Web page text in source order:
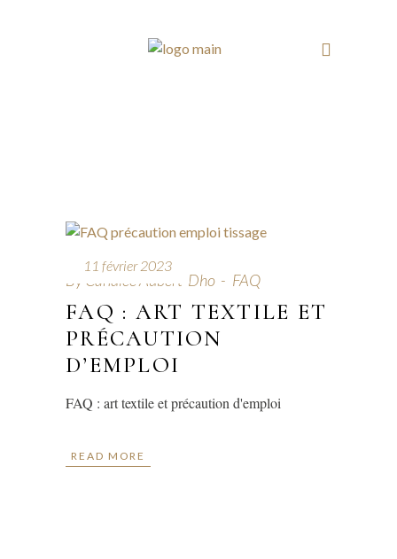
11 février 2023
By Candice Aubert-Dho FAQ
FAQ : ART TEXTILE ET
PRÉCAUTION
D’EMPLOI
FAQ : art textile et précaution d'emploi
READ MORE